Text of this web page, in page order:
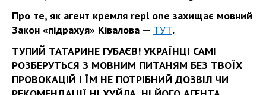
Про те, як агент кремля repl one захищає мовний
Закон «підрахуя» Ківалова — ТУТ.
ТУПИЙ ТАТАРИНЕ ГУБАЄВ! УКРАЇНЦІ САМІ
РОЗБЕРУТЬСЯ З МОВНИМ ПИТАНЯМ БЕЗ ТВОЇХ
ПРОВОКАЦІЙ І ЇМ НЕ ПОТРІБНИЙ ДОЗВІЛ ЧИ